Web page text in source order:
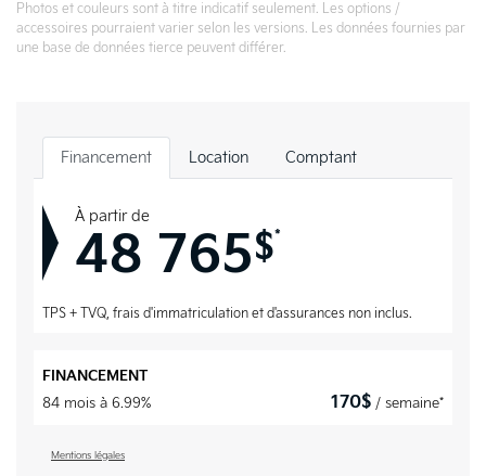
Photos et couleurs sont à titre indicatif seulement. Les options /
accessoires pourraient varier selon les versions. Les données fournies par
une base de données tierce peuvent différer.
Financement Location Comptant
À partir de
48 765$*
TPS + TVQ, frais d'immatriculation et d'assurances non inclus.
FINANCEMENT
84 mois à 6.99%
170$ / semaine*
Mentions légales